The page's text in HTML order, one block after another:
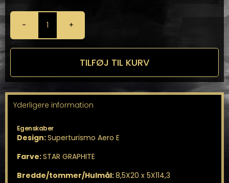
OZ
Superturismo
Aero
5X114,3
TILFØJ TIL KURV
Yderligere information
Egenskaber
Design:Superturismo Aero E
Farve:STAR GRAPHITE
Bredde/tommer/Hulmål:8,5X20 x 5X114,3